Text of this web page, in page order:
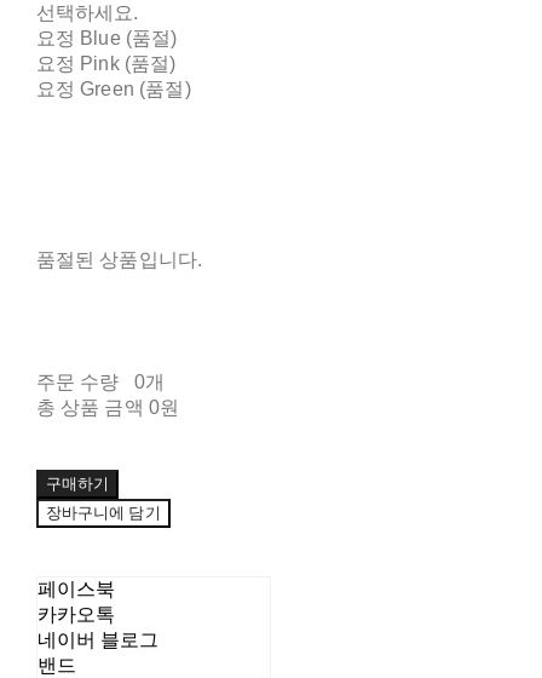
선택하세요.
요정 Blue (품절)
요정 Pink (품절)
요정 Green (품절)
품절된 상품입니다.
주문 수량
0개
총 상품 금액 0원
구매하기
장바구니에 담기
페이스북
카카오톡
네이버 블로그
밴드